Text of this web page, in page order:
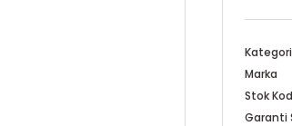
Kategori
Marka
Stok
Garanti